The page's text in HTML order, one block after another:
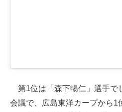
第1位は「森下暢仁」選手で
会議で、広島東洋カープから1